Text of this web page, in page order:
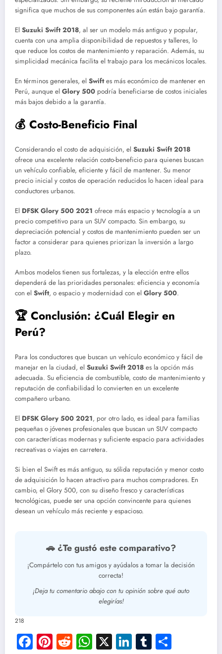
significa que muchos de sus componentes aún están bajo garantía.
El Suzuki Swift 2018, al ser un modelo más antiguo y popular,
cuenta con una amplia disponibilidad de repuestos y talleres, lo
que reduce los costos de mantenimiento y reparación. Además, su
simplicidad mecánica facilita el trabajo para los mecánicos locales.
En términos generales, el Swiftes más económico de mantener en
Perú, aunque el Glory 500 podría beneficiarse de costos iniciales
más bajos debido a la garantía.
💰 Costo-Beneficio Final
Considerando el costo de adquisición, el Suzuki Swift 2018
ofrece una excelente relación costo-beneficio para quienes buscan
un vehículo confiable, eficiente y fácil de mantener. Su menor
precio inicial y costos de operación reducidos lo hacen ideal para
conductores urbanos.
El DFSK Glory 500 2021 ofrece más espacio y tecnología a un
precio competitivo para un SUV compacto. Sin embargo, su
depreciación potencial y costos de mantenimiento pueden ser un
factor a considerar para quienes priorizan la inversión a largo
plazo.
Ambos modelos tienen sus fortalezas, y la elección entre ellos
dependerá de las prioridades personales: eficiencia y economía
con el Swift, o espacio y modernidad con el Glory 500.
🏆 Conclusión: ¿Cuál Elegir en
Perú?
Para los conductores que buscan un vehículo económico y fácil de
manejar en la ciudad, el Suzuki Swift 2018 es la opción más
adecuada. Su eficiencia de combustible, costo de mantenimiento y
reputación de confiabilidad lo convierten en un excelente
compañero urbano.
El DFSK Glory 500 2021, por otro lado, es ideal para familias
pequeñas o jóvenes profesionales que buscan un SUV compacto
con características modernas y suficiente espacio para actividades
recreativas o viajes en carretera.
Si bien el Swift es más antiguo, su sólida reputación y menor costo
de adquisición lo hacen atractivo para muchos compradores. En
cambio, el Glory 500, con su diseño fresco y características
tecnológicas, puede ser una opción convincente para quienes
desean un vehículo más reciente y espacioso.
🚗 ¿Te gustó este comparativo?
¡Compártelo con tus amigos y ayúdalos a tomar la decisión
correcta!
¡Deja tu comentario abajo con tu opinión sobre qué auto
elegirías!
218
Facebook
Pinterest
RedditWhatsApp
X LinkedIn
Tumblr